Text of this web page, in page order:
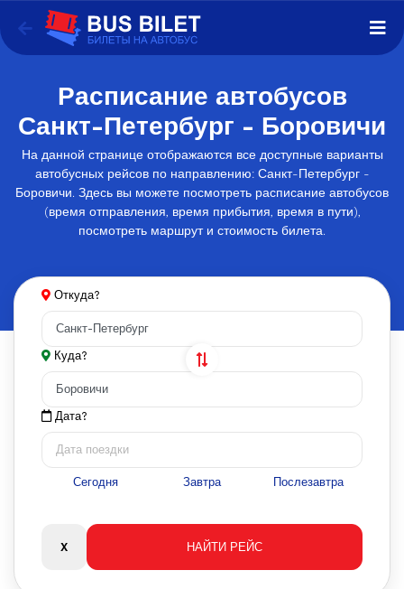
Расписание автобусов
Санкт-Петербург - Боровичи
На данной странице отображаются все доступные варианты
автобусных рейсов по направлению: Санкт-Петербург -
Боровичи. Здесь вы можете посмотреть расписание автобусов
(время отправления, время прибытия, время в пути),
посмотреть маршрут и стоимость билета.
Откуда?
Куда?
Дата?
Сегодня Завтра Послезавтра